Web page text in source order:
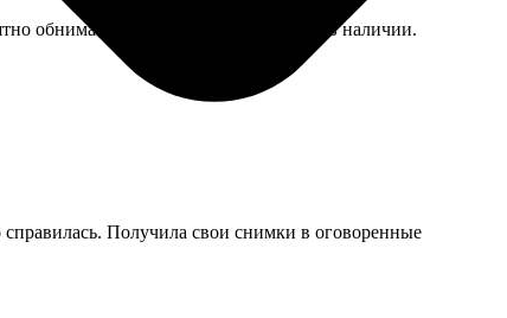
обнимать. Может, такая ткань была в наличии.
Получила свои снимки в оговоренные